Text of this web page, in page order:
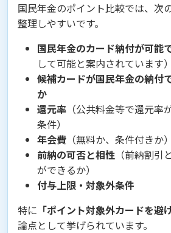
国民年金のポイント比較では、次
整理しやすいです。
国民年金のカード納付が可能
して可能と案内されています）
候補カードが国民年金の納付
か
還元率 （公共料金等で還元率
条件）
年会費 （無料か、条件付きか）
前納の可否と相性 （前納割引
ができるか）
付与上限・対象外条件
特に 「ポイント対象外カードを避
論点として挙げられています。